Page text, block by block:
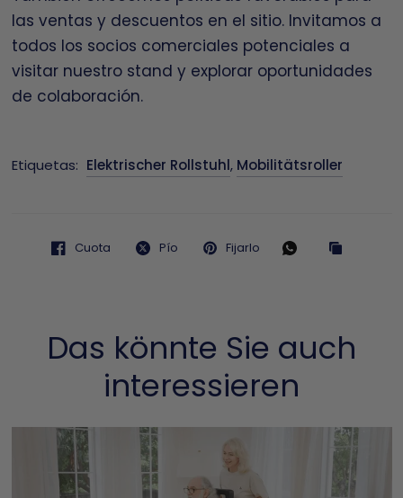
las ventas y descuentos en el sitio. Invitamos a
todos los socios comerciales potenciales a
visitar nuestro stand y explorar oportunidades
de colaboración.
Etiquetas: Elektrischer Rollstuhl, Mobilitätsroller
Cuota Pío Fijarlo
Das könnte Sie auch
interessieren